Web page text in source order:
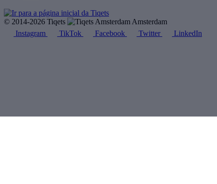
© 2014-2026 Tiqets
Amsterdam
Instagram
TikTok Facebook Twitter LinkedIn